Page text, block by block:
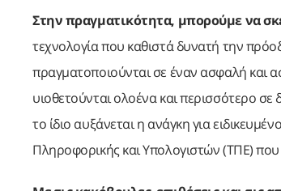
Στην πραγματικότητα, μπορούμε να
τεχνολογία που καθιστά δυνατή την
πραγματοποιούνται σε έναν ασφαλή και
υιοθετούνται ολοένα και περισσότερο
το ίδιο αυξάνεται η ανάγκη για
Πληροφορικής και Υπολογιστών (ΤΠΕ)